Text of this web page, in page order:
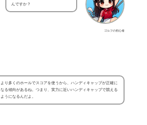
ゴルフの初心者
んですか？
より多くのホールでスコアを使うから、ハンディキャップが正確に
なる傾向があるね。つまり、実力に近いハンディキャップで競える
ようになるんだよ。